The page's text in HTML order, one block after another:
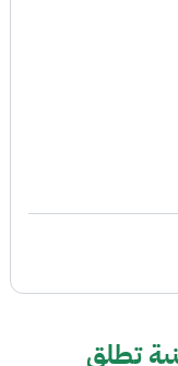
تطلق